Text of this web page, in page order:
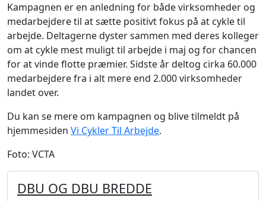
Kampagnen er en anledning for både virksomheder og
medarbejdere til at sætte positivt fokus på at cykle til
arbejde. Deltagerne dyster sammen med deres kolleger
om at cykle mest muligt til arbejde i maj og for chancen
for at vinde flotte præmier. Sidste år deltog cirka 60.000
medarbejdere fra i alt mere end 2.000 virksomheder
landet over.
Du kan se mere om kampagnen og blive tilmeldt på
hjemmesiden Vi Cykler Til Arbejde.
Foto: VCTA
DBU OG DBU BREDDE